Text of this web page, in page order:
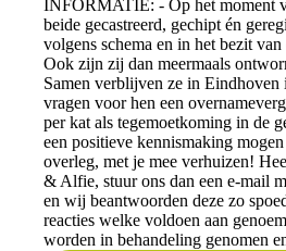
INFORMATIE: - Op het moment
beide gecastreerd, gechipt én
volgens schema en in het bezit
Ook zijn zij dan meermaals
Samen verblijven ze in Eindhoven
vragen voor hen een
per kat als tegemoetkoming in de
een positieve kennismaking
overleg, met je mee verhuizen!
& Alfie, stuur ons dan een e-mail
en wij beantwoorden deze zo
reacties welke voldoen aan
worden in behandeling genomen